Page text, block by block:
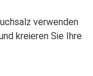
verwenden
kreieren Sie Ihre